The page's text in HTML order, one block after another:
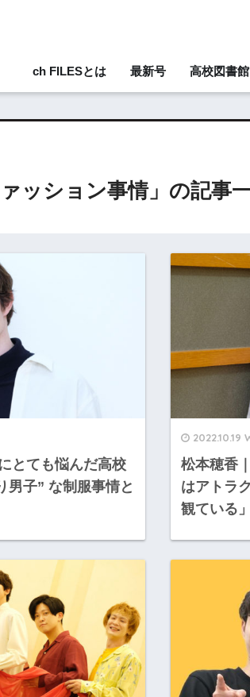
ch FILESとは 最新号 高校図書
ァッション事情」の記事
とても悩んだ高校
男子” な制服事情と
2022.10.19
松本穂香
はアトラ
観ている」